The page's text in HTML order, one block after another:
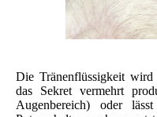
Die Tränenflüssigkeit
das Sekret vermehrt
Augenbereich) oder